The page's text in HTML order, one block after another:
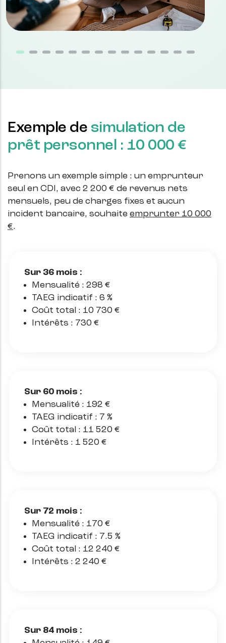
Exemple de simulation de
prêt personnel : 10 000 €
Prenons un exemple simple : un emprunteur
seul en CDI, avec 2 200 € de revenus nets
mensuels, peu de charges fixes et aucun
incident bancaire, souhaite emprunter 10 000
€.
Sur 36 mois :
Mensualité : 298 €
TAEG indicatif : 6 %
Coût total : 10 730 €
Intérêts : 730 €
Sur 60 mois :
Mensualité : 192 €
TAEG indicatif : 7 %
Coût total : 11 520 €
Intérêts : 1 520 €
Sur 72 mois :
Mensualité : 170 €
TAEG indicatif : 7.5 %
Coût total : 12 240 €
Intérêts : 2 240 €
Sur 84 mois :